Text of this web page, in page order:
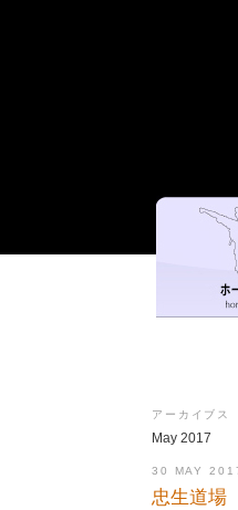
アーカイブス
May 2017
30 MAY
忠生道場